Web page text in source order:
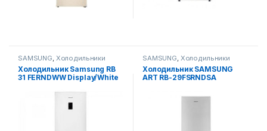
SAMSUNG, Холодильники
Холодильник Samsung RB
31 FERNDWW Display/White
SAMSUNG, Холодильники
Холодильник SAMSUNG
ART RB-29FSRNDSA